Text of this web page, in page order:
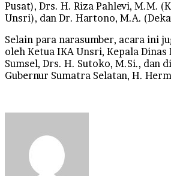
Pusat), Drs. H. Riza Pahlevi, M.M.
Unsri), dan Dr. Hartono, M.A.
Selain para narasumber, acara ini
oleh Ketua IKA Unsri, Kepala
Sumsel, Drs. H. Sutoko, M.Si., dan
Gubernur Sumatra Selatan, H.